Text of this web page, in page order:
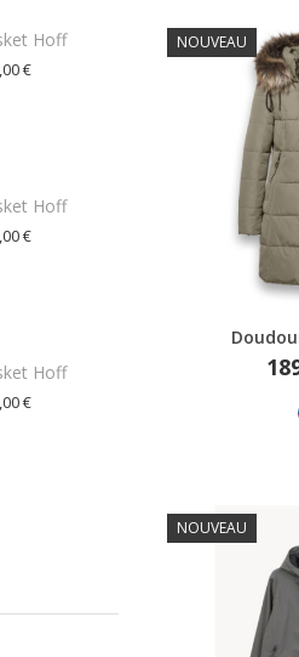
Hoff
€
Hoff
€
Hoff
€
NOUVEAU
NOUVEAU